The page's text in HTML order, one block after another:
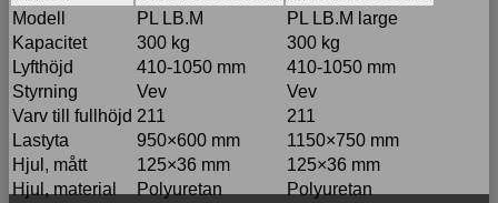
Modell
PL LB.M
PL LB.M large
Kapacitet
300 kg
300 kg
Lyfthöjd
410-1050 mm
410-1050 mm
Styrning
Vev
Vev
Varv till fullhöjd 211
211
Lastyta
950×600 mm
1150×750 mm
Hjul, mått
125×36 mm
125×36 mm
Hjul, material
Polyuretan
Polyuretan